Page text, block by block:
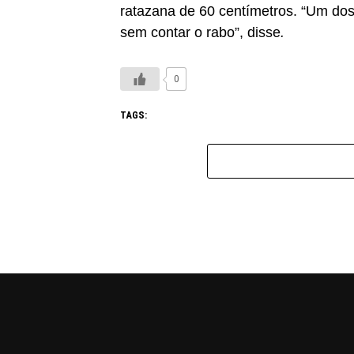
ratazana de 60 centímetros. “Um
sem contar o rabo”, disse.
0
TAGS: